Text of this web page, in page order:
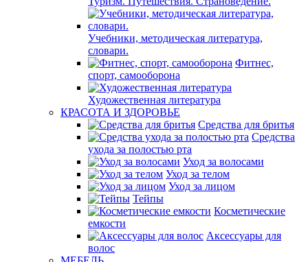
Учебники, методическая литература,
словари.
Фитнес,
спорт, самооборона
Художественная литература
КРАСОТА И ЗДОРОВЬЕ
Средства для бритья
Средства
ухода за полостью рта
Уход за волосами
Уход за телом
Уход за лицом
Тейпы
Косметические
емкости
Аксессуары для
волос